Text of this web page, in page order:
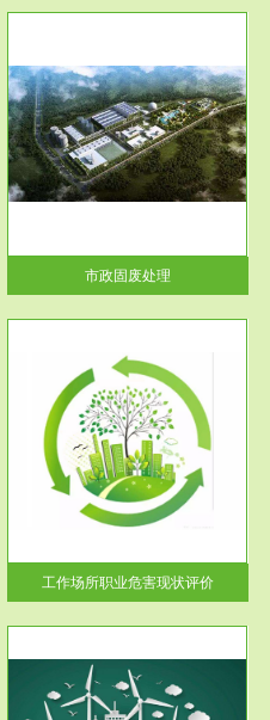
市政固废处理
工作场所职业危害现状评价